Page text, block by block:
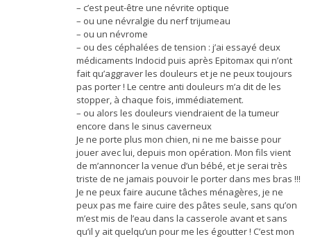
– c’est peut-être une névrite optique
– ou une névralgie du nerf trijumeau
– ou un névrome
– ou des céphalées de tension : j’ai essayé deux
médicaments Indocid puis après Epitomax qui n’ont
fait qu’aggraver les douleurs et je ne peux toujours
pas porter ! Le centre anti douleurs m’a dit de les
stopper, à chaque fois, immédiatement.
– ou alors les douleurs viendraient de la tumeur
encore dans le sinus caverneux
Je ne porte plus mon chien, ni ne me baisse pour
jouer avec lui, depuis mon opération. Mon fils vient
de m’annoncer la venue d’un bébé, et je serai très
triste de ne jamais pouvoir le porter dans mes bras !!!
Je ne peux faire aucune tâches ménagères, je ne
peux pas me faire cuire des pâtes seule, sans qu’on
m’est mis de l’eau dans la casserole avant et sans
qu’il y ait quelqu’un pour me les égoutter ! C’est mon